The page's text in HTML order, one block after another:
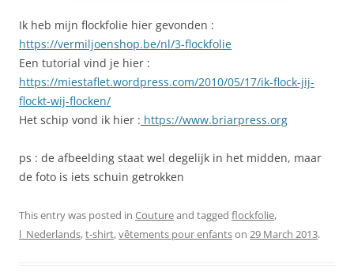
Ik heb mijn flockfolie hier gevonden :
https://vermiljoenshop.be/nl/3-flockfolie
Een tutorial vind je hier :
https://miestaflet.wordpress.com/2010/05/17/ik-flock-jij-
flockt-wij-flocken/
Het schip vond ik hier : https://www.briarpress.org
ps : de afbeelding staat wel degelijk in het midden, maar
de foto is iets schuin getrokken
This entry was posted in Coutureand tagged flockfolie,
l_Nederlands,t-shirt,vêtements pour enfantson 29 March 2013.